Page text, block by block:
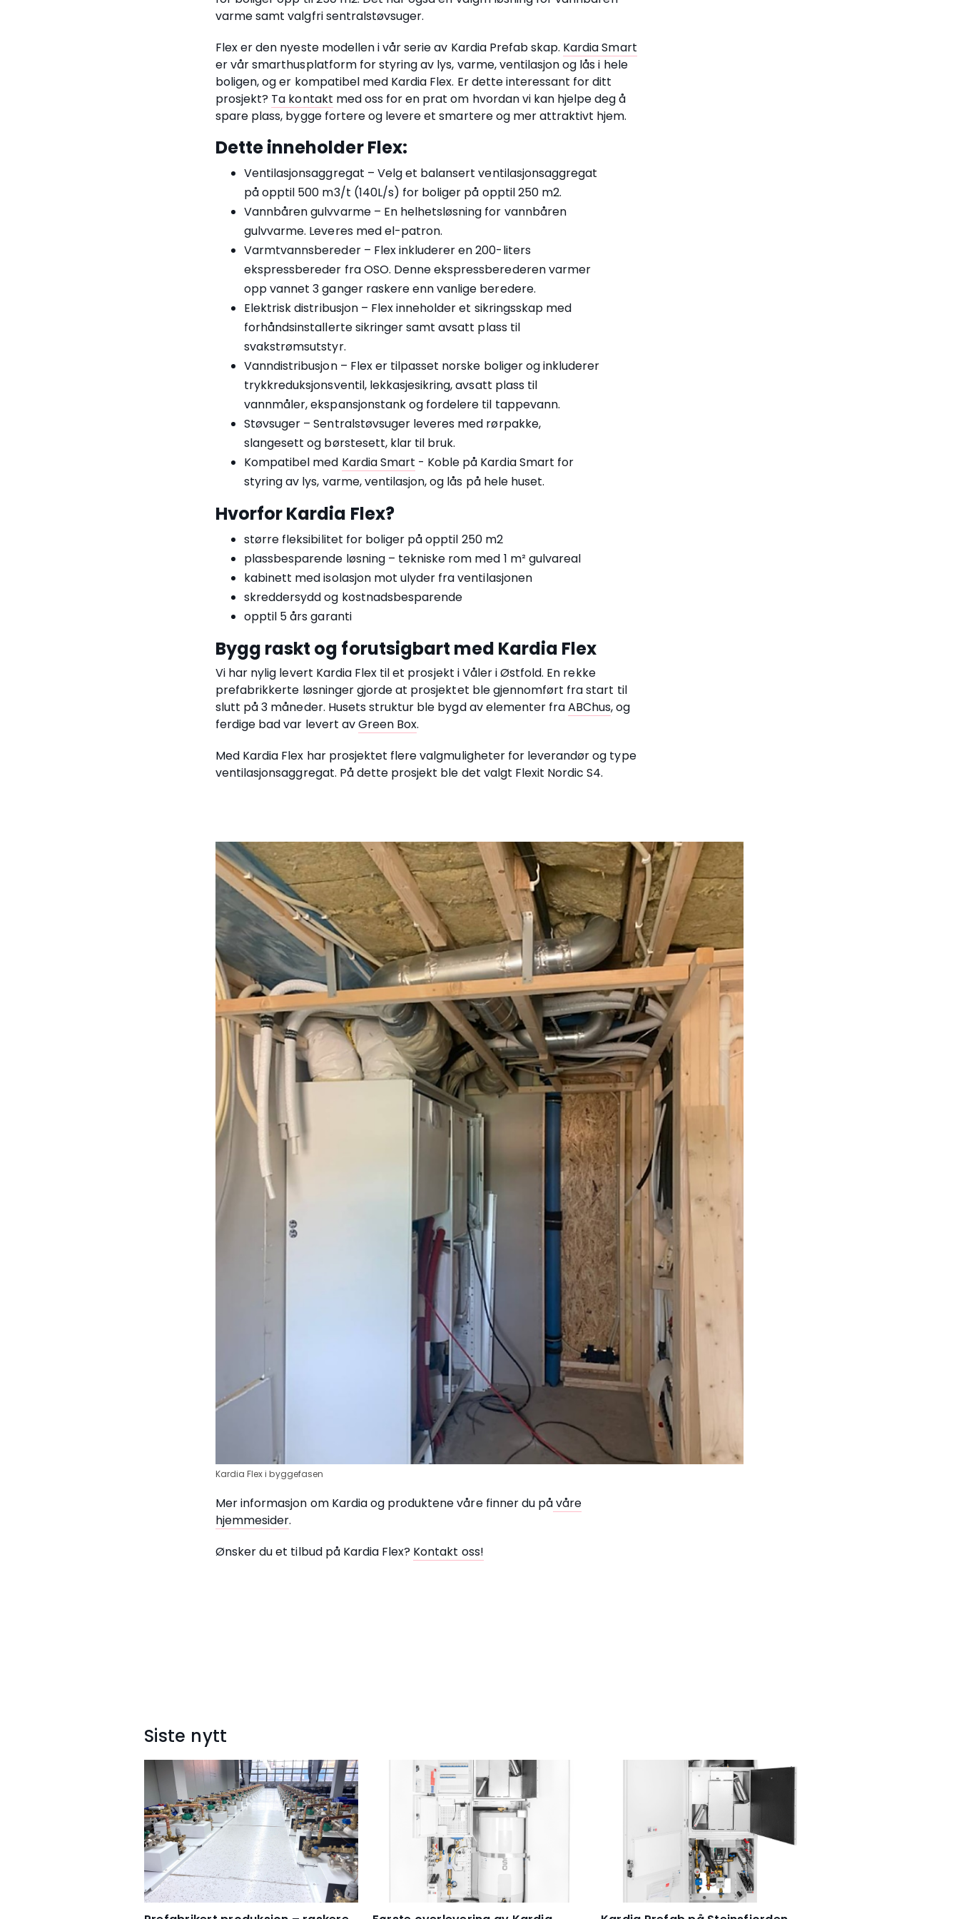
varme samt valgfri sentralstøvsuger.
Flex er den nyeste modellen i vår serie av Kardia Prefab skap. Kardia Smart
er vår smarthusplatform for styring av lys, varme, ventilasjon og lås i hele
boligen, og er kompatibel med Kardia Flex. Er dette interessant for ditt
prosjekt? Ta kontakt med oss for en prat om hvordan vi kan hjelpe deg å
spare plass, bygge fortere og levere et smartere og mer attraktivt hjem.
Dette inneholder Flex:
Ventilasjonsaggregat – Velg et balansert ventilasjonsaggregat
på opptil 500 m3/t (140L/s) for boliger på opptil 250 m2.
Vannbåren gulvvarme – En helhetsløsning for vannbåren
gulvvarme. Leveres med el-patron.
Varmtvannsbereder – Flex inkluderer en 200-liters
ekspressbereder fra OSO. Denne ekspressberederen varmer
opp vannet 3 ganger raskere enn vanlige beredere.
Elektrisk distribusjon – Flex inneholder et sikringsskap med
forhåndsinstallerte sikringer samt avsatt plass til
svakstrømsutstyr.
Vanndistribusjon – Flex er tilpasset norske boliger og inkluderer
trykkreduksjonsventil, lekkasjesikring, avsatt plass til
vannmåler, ekspansjonstank og fordelere til tappevann.
Støvsuger – Sentralstøvsuger leveres med rørpakke,
slangesett og børstesett, klar til bruk.
Kompatibel med Kardia Smart - Koble på Kardia Smart for
styring av lys, varme, ventilasjon, og lås på hele huset.
Hvorfor Kardia Flex?
større fleksibilitet for boliger på opptil 250 m2
plassbesparende løsning – tekniske rom med 1 m² gulvareal
kabinett med isolasjon mot ulyder fra ventilasjonen
skreddersydd og kostnadsbesparende
opptil 5 års garanti
Bygg raskt og forutsigbart med Kardia Flex
Vi har nylig levert Kardia Flex til et prosjekt i Våler i Østfold. En rekke
prefabrikkerte løsninger gjorde at prosjektet ble gjennomført fra start til
slutt på 3 måneder. Husets struktur ble bygd av elementer fraABChus, og
ferdige bad var levert avGreen Box.
Med Kardia Flex har prosjektet flere valgmuligheter for leverandør og type
ventilasjonsaggregat. På dette prosjekt ble det valgt Flexit Nordic S4.
Kardia Flex i byggefasen
Mer informasjon om Kardia og produktene våre finner du påvåre
hjemmesider.
Ønsker du et tilbud på Kardia Flex? Kontakt oss!
Siste nytt